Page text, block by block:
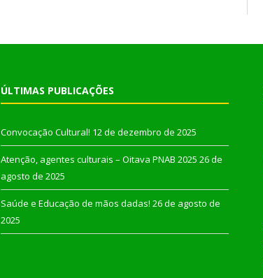
ÚLTIMAS PUBLICAÇÕES
Convocação Cultural! 12 de dezembro de 2025
Atenção, agentes culturais – Oitava PNAB 2025 26 de
agosto de 2025
Saúde e Educação de mãos dadas! 26 de agosto de
2025